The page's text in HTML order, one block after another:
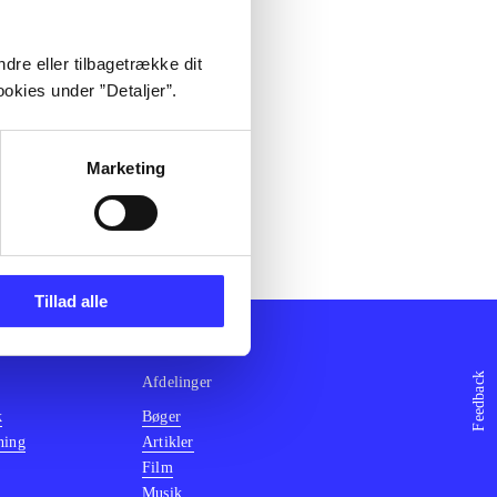
eller tilbagetrække dit
under ”Detaljer”.
Marketing
Tillad alle
Feedback
Afdelinger
Bøger
Artikler
Film
Musik